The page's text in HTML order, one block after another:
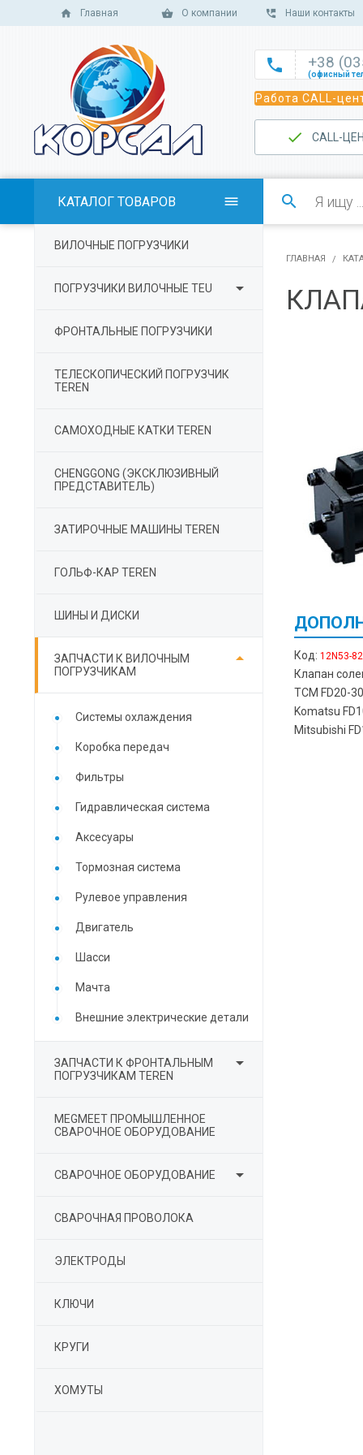
Главная О компании Наши контакты
 +38
(офисный

(офисный
 (офисный


Работа CALL-
САLL-
КАТАЛОГ ТОВАРОВ 
ВИЛОЧНЫЕ ПОГРУЗЧИКИ
ПОГРУЗЧИКИ ВИЛОЧНЫЕ TEU 
ФРОНТАЛЬНЫЕ ПОГРУЗЧИКИ
ТЕЛЕСКОПИЧЕСКИЙ ПОГРУЗЧИК
TEREN
САМОХОДНЫЕ КАТКИ TEREN
СHENGGONG (ЭКСКЛЮЗИВНЫЙ
ПРЕДСТАВИТЕЛЬ)
ЗАТИРОЧНЫЕ МАШИНЫ TEREN
ГОЛЬФ-КАР TEREN
ШИНЫ И ДИСКИ
ЗАПЧАСТИ К ВИЛОЧНЫМ
ПОГРУЗЧИКАМ

Cистемы охлаждения
Коробка передач
Фильтры
Гидравлическая система
Аксесуары
Тормозная система
Рулевое управления
Двигатель
Шасси
Мачта
Внешние электрические детали
ЗАПЧАСТИ К ФРОНТАЛЬНЫМ
ПОГРУЗЧИКАМ TEREN

MEGMEET ПРОМЫШЛЕННОЕ
СВАРОЧНОЕ ОБОРУДОВАНИЕ
СВАРОЧНОЕ ОБОРУДОВАНИЕ 
СВАРОЧНАЯ ПРОВОЛОКА
ЭЛЕКТРОДЫ
КЛЮЧИ
КРУГИ
ХОМУТЫ
ГЛАВНАЯ
Код: 12N53-
Клапан
TCM FD20-
Komatsu
Mitsubishi